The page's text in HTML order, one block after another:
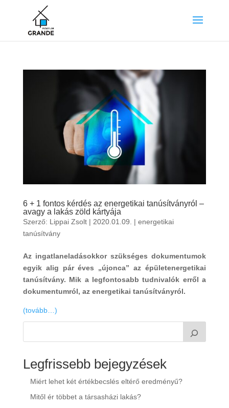
6 + 1 fontos kérdés az energetikai tanúsítványról –
avagy a lakás zöld kártyája
Szerző: Lippai Zsolt| 2020.01.09. | energetikai
tanúsítvány
Az ingatlaneladásokkor szükséges dokumentumok
egyik alig pár éves „újonca” az épületenergetikai
tanúsítvány. Mik a legfontosabb tudnivalók erről a
dokumentumról, az energetikai tanúsítványról.
(tovább…)
Legfrissebb bejegyzések
Miért lehet két értékbecslés eltérő eredményű?
Mitől ér többet a társasházi lakás?